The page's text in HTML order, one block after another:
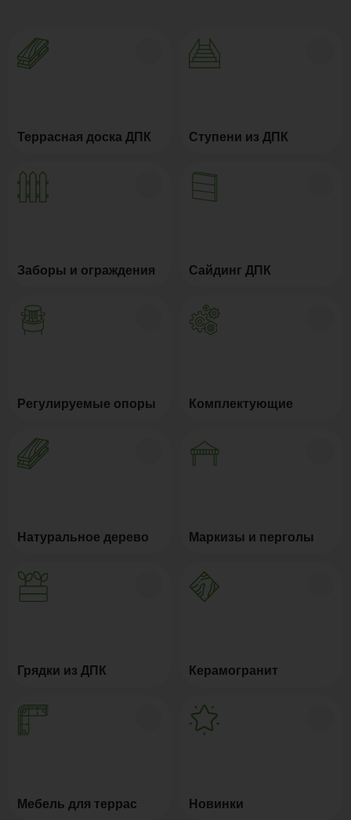
Террасная доска ДПК Ступени из ДПК
Заборы и ограждения Сайдинг ДПК
Регулируемые опоры Комплектующие
Натуральное дерево Маркизы и перголы
Грядки из ДПК Керамогранит
Мебель для террас Новинки